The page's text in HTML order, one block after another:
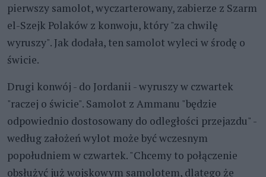
pierwszy samolot, wyczarterowany, zabierze z Szarm
el-Szejk Polaków z konwoju, który "za chwilę
wyruszy". Jak dodała, ten samolot wyleci w środę o
świcie.
Drugi konwój - do Jordanii - wyruszy w czwartek
"raczej o świcie". Samolot z Ammanu "będzie
odpowiednio dostosowany do odległości przejazdu" -
według założeń wylot może być wczesnym
popołudniem w czwartek. "Chcemy to połączenie
obsłużyć już wojskowym samolotem, dlatego że